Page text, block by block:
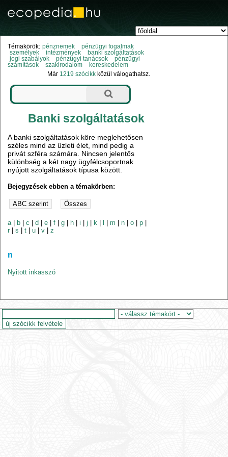
Témakörök: pénznemek
pénzügyi fogalmak
személyek
intézmények
banki szolgáltatások
jogi szabályok
pénzügyi tanácsok
pénzügyi
számítások
szakirodalom
kereskedelem
Már 1219 szócikk közül válogathatsz.
Banki szolgáltatások
A banki szolgáltatások köre meglehetősen
széles mind az üzleti élet, mind pedig a
privát szféra számára. Nincsen jelentős
különbség a két nagy ügyfélcsoportnak
nyújott szolgáltatások típusa között.
Bejegyzések ebben a témakörben:
a| b |c |d |e |f |g h |i |j k |m |n |o |p
r |s |t |u |v |z
n
Nyitott inkasszó